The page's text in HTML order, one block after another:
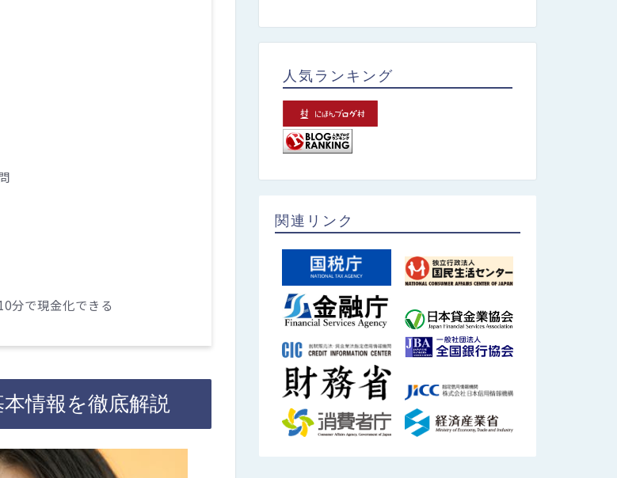
分で現金化できる
情報を徹底解説
人気ランキング
関連リンク